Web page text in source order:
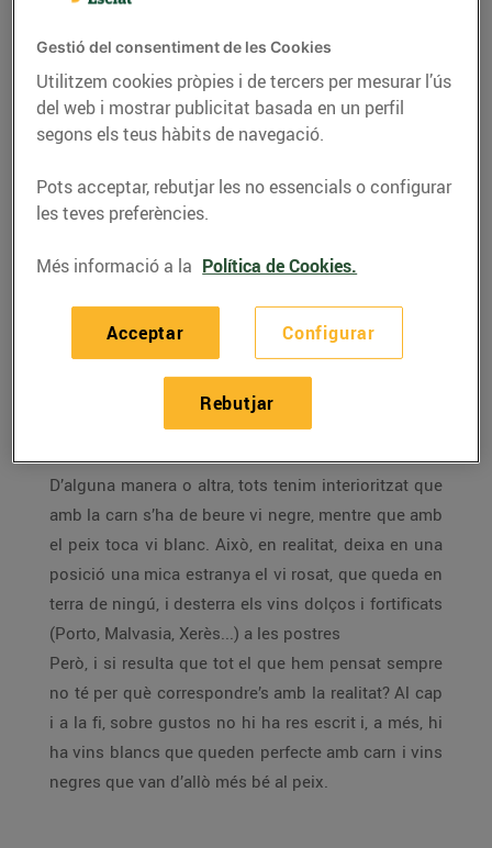
Maridatges que no
03/de setembre/2020
Per a la carn, vi negre i, per al peix vi blanc. Segur?
No necessàriament, per això et proposem maridatges
que s’allunyen dels cànons establerts i que et
D’alguna manera o altra, tots tenim interioritzat que
amb la carn s’ha de beure vi negre, mentre que amb
el peix toca vi blanc. Això, en realitat, deixa en una
posició una mica estranya el vi rosat, que queda en
terra de ningú, i desterra els vins dolços i fortificats
(Porto, Malvasia, Xerès...) a les postres
Però, i si resulta que tot el que hem pensat sempre
no té per què correspondre’s amb la realitat? Al cap
i a la fi, sobre gustos no hi ha res escrit i, a més, hi
ha vins blancs que queden perfecte amb carn i vins
negres que van d’allò més bé al peix.
Gestió del consentiment de les Cookies
Utilitzem cookies pròpies i de tercers per mesurar l’ús
del web i mostrar publicitat basada en un perfil
segons els teus hàbits de navegació.
Pots acceptar, rebutjar les no essencials o configurar
les teves preferències.
Més informació a la Política de Cookies.
Configurar
Rebutjar
Acceptar